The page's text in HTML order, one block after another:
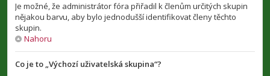
Je možné, že administrátor fóra přiřadil k členům určitých skupin
nějakou barvu, aby bylo jednodušší identifikovat členy těchto
skupin.
Nahoru
Co je to „Výchozí uživatelská skupina“?